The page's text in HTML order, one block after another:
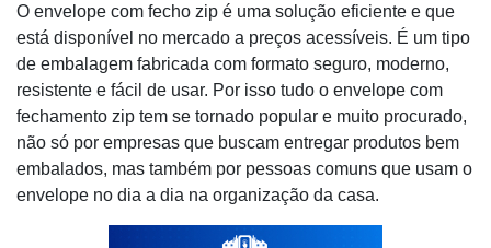
O envelope com fecho zip é uma solução eficiente e que
está disponível no mercado a preços acessíveis. É um tipo
de embalagem fabricada com formato seguro, moderno,
resistente e fácil de usar. Por isso tudo o envelope com
fechamento zip tem se tornado popular e muito procurado,
não só por empresas que buscam entregar produtos bem
embalados, mas também por pessoas comuns que usam o
envelope no dia a dia na organização da casa.